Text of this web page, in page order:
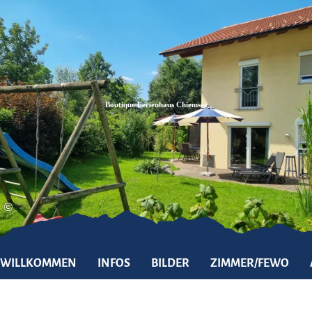
Inhalt
Suche
Footer
©
Boutique Ferienhaus Chiemsee
WILLKOMMEN INFOS BILDER ZIMMER/FEWO